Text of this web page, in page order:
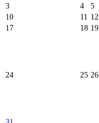
3 4 5
10
11 12
17
18 19
24 25 26